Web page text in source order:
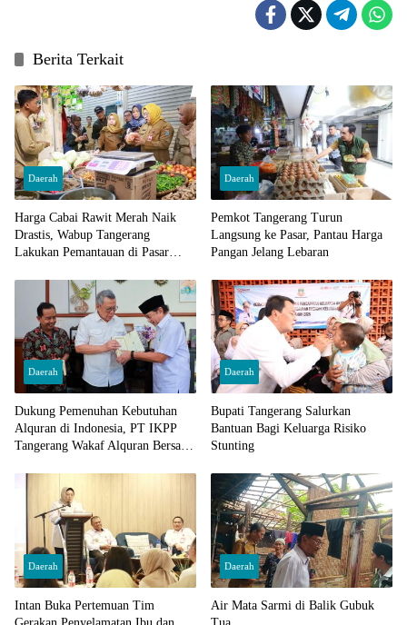
Berita Terkait
Daerah
Harga Cabai Rawit Merah Naik
Drastis, Wabup Tangerang
Lakukan Pemantauan di Pasar
Daerah
Pemkot Tangerang Turun
Langsung ke Pasar, Pantau Harga
Pangan Jelang Lebaran
Daerah
Dukung Pemenuhan Kebutuhan
Alquran di Indonesia, PT IKPP
Tangerang Wakaf Alquran Bersama
Daerah
Bupati Tangerang Salurkan
Bantuan Bagi Keluarga Risiko
Stunting
Daerah
Intan Buka Pertemuan Tim
Daerah
Air Mata Sarmi di Balik Gubuk